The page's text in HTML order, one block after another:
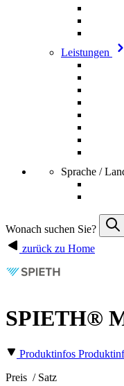
Leistungen
Sprache /
Wonach suchen Sie?
zurück zu Home
SPIETH®
Produktinfos
Preis / Satz